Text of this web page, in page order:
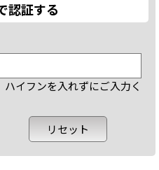
認証する
イフンを入れずにご入力く